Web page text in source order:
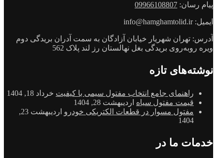
پیام رسان: 09966108807
ایمیل: info@hamghamtolid.ir
آدرس: تهران شهریار خیابان آزادگان به سمت آدران بریدگی دوم
ویره روبه‌روی بریدگی بغل نهالستان رز لند پلاک 562
نوشته‌های تازه
راهنمای جامع انتخاب مفتول سیمی با کیفیت خرداد 18, 1404
قیمت مفتول سیاه اردیبهشت 28, 1404
مفتول مسوار در قطعات الکتریکی خودرو
اردیبهشت 23,
1404
خدمات ما در